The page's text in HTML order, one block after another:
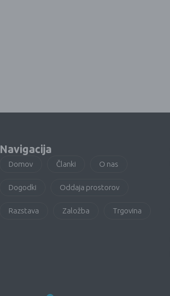
Navigacija
Domov Članki O nas
Dogodki Oddaja prostorov
Razstava Založba Trgovina